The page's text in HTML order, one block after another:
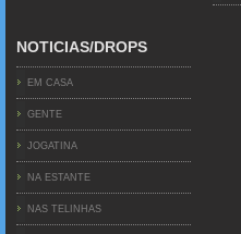
NOTICIAS/DROPS
EM CASA
GENTE
JOGATINA
NA ESTANTE
NAS TELINHAS